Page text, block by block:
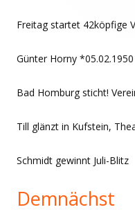
Freitag startet 42köpfige
Günter Horny *05.02.1950
Bad Homburg sticht!
Till glänzt in Kufstein,
Schmidt gewinnt Juli-Blitz
Demnächst